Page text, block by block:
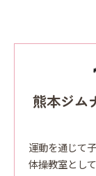
熊本ジム
運動を通じて
体操教室とし